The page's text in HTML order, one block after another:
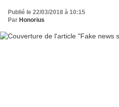
Publié le 22/03/2018 à 10:15
Par Honorius